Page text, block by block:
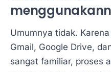
Umumnya tidak.
Gmail, Google Drive,
sangat familiar, proses